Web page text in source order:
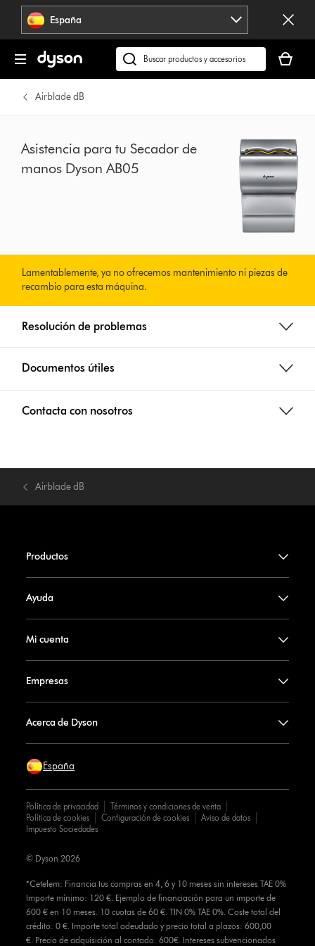
Omitir
navegación España
Buscar
en
cesta
está
Airblade dB
Asistencia para tu Secador de
manos Dyson AB05
Lamentablemente, ya no ofrecemos mantenimiento ni piezas de
recambio para esta máquina.
Resolución de problemas
Documentos útiles
Contacta con nosotros
Airblade dB
Productos
Ayuda
Mi cuenta
Empresas
Acerca de Dyson
España
Política de privacidad
Términos y condiciones de venta
Política de cookies
Configuración de cookies
Aviso de datos
Impuesto Sociedades
*Cetelem: Financia tus compras en 4, 6 y 10 meses sin intereses TAE 0%
Importe mínimo: 120 €. Ejemplo de financiación para un importe de
600 € en 10 meses. 10 cuotas de 60 €. TIN 0% TAE 0%. Coste total del
crédito: 0 €. Importe total adeudado y precio total a plazos: 600,00
€. Precio de adquisición al contado: 600€. Intereses subvencionados
© Dyson 2026